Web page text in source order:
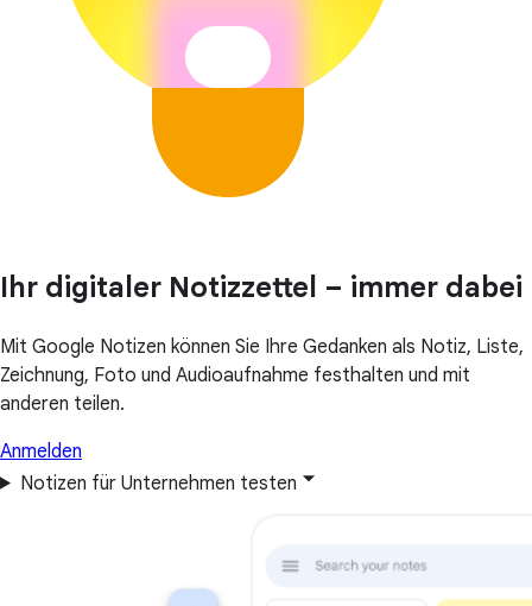
Ihr digitaler Notizzettel – immer dabei
Mit Google Notizen können Sie Ihre Gedanken als Notiz, Liste,
Zeichnung, Foto und Audioaufnahme festhalten und mit
anderen teilen.
Anmelden
Notizen für Unternehmen testen